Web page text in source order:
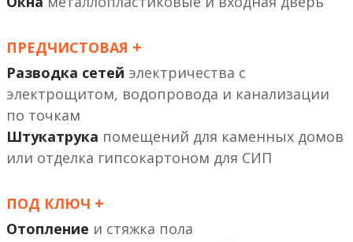
ПРЕДЧИСТОВАЯ +
Разводка сетей электричества с
электрощитом, водопровода и канализации
по точкам
Штукатрука помещений
или отделка гипсокартоном
ПОД КЛЮЧ +
Отопление и стяжка пола